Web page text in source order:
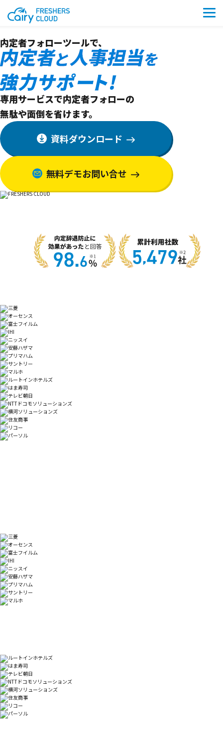
内定者フォローツールで、
専用サービスで内定者フォローの
無駄や面倒を省けます。
資料ダウンロード
無料デモお問い合せ